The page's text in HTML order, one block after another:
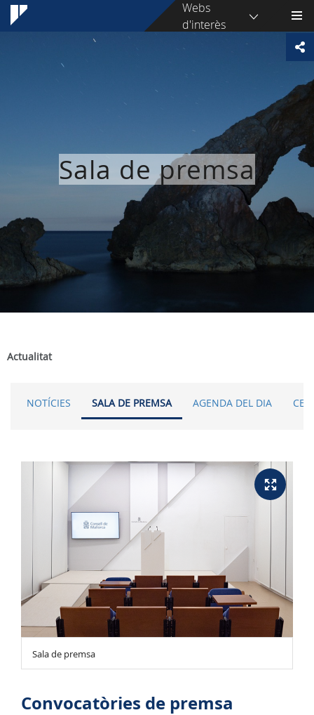
Webs
d'interès
Sala de premsa
Actualitat
NOTÍCIES SALA DE PREMSA AGENDA DEL DIA
Sala de premsa
Convocatòries de premsa